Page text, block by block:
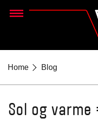
Menu
Home Blog
Sol og